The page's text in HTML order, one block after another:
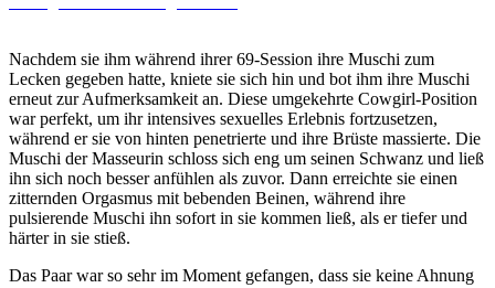
Nachdem sie ihm während ihrer 69-Session ihre Muschi zum
Lecken gegeben hatte, kniete sie sich hin und bot ihm ihre Muschi
erneut zur Aufmerksamkeit an. Diese umgekehrte Cowgirl-Position
war perfekt, um ihr intensives sexuelles Erlebnis fortzusetzen,
während er sie von hinten penetrierte und ihre Brüste massierte. Die
Muschi der Masseurin schloss sich eng um seinen Schwanz und ließ
ihn sich noch besser anfühlen als zuvor. Dann erreichte sie einen
zitternden Orgasmus mit bebenden Beinen, während ihre
pulsierende Muschi ihn sofort in sie kommen ließ, als er tiefer und
härter in sie stieß.
Das Paar war so sehr im Moment gefangen, dass sie keine Ahnung